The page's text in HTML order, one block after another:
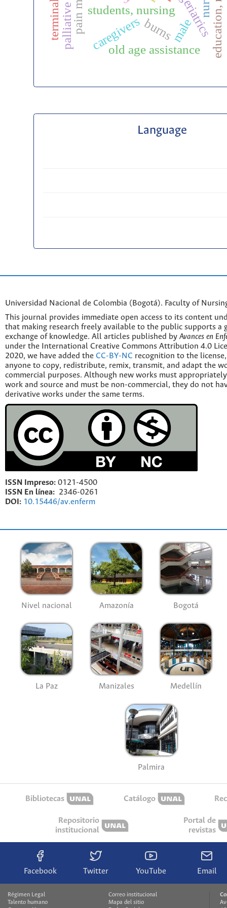
students, nursing
male
burns
old age assistance
caregivers geriatrics
Language
Universidad Nacional de Colombia (Bogotá). Faculty of
This journal provides immediate open access to its content
that making research freely available to the public supports a
exchange of knowledge. All articles published by Avances en
under the International Creative Commons Attribution 4.0
2020, we have added the CC-BY-NC recognition to the
anyone to copy, redistribute, remix, transmit, and adapt the
commercial purposes. Although new works must
work and source and must be non-commercial, they do not
derivative works under the same terms.
ISSN Impreso: 0121-4500
ISSN En línea: 2346-0261
DOI: 10.15446/av.enferm
Nivel nacional Amazonía Bogotá
La Paz Manizales Medellín
Palmira
Bibliotecas Catálogo
Repositorio
institucional
Portal de
revistas
Facebook Twitter YouTube Email
Régimen Legal
Talento humano
Correo institucional
Mapa del sitio